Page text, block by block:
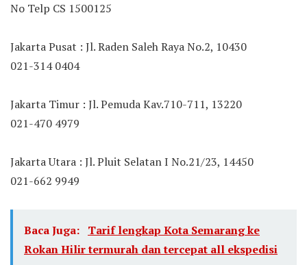
No Telp CS 1500125
Jakarta Pusat : Jl. Raden Saleh Raya No.2, 10430
021-314 0404
Jakarta Timur : Jl. Pemuda Kav.710-711, 13220
021-470 4979
Jakarta Utara : Jl. Pluit Selatan I No.21/23, 14450
021-662 9949
Baca Juga: Tarif lengkap Kota Semarang ke
Rokan Hilir termurah dan tercepat all ekspedisi